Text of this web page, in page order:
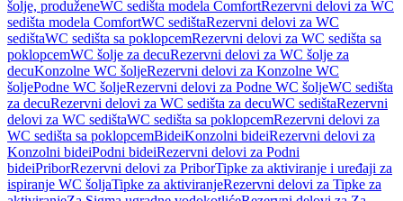
šolje, produženeWC sedišta modela ComfortRezervni delovi za WC
sedišta modela ComfortWC sedištaRezervni delovi za WC
sedištaWC sedišta sa poklopcemRezervni delovi za WC sedišta sa
poklopcemWC šolje za decuRezervni delovi za WC šolje za
decuKonzolne WC šoljeRezervni delovi za Konzolne WC
šoljePodne WC šoljeRezervni delovi za Podne WC šoljeWC sedišta
za decuRezervni delovi za WC sedišta za decuWC sedištaRezervni
delovi za WC sedištaWC sedišta sa poklopcemRezervni delovi za
WC sedišta sa poklopcemBideiKonzolni bideiRezervni delovi za
Konzolni bideiPodni bideiRezervni delovi za Podni
bideiPriborRezervni delovi za PriborTipke za aktiviranje i uređaji za
ispiranje WC šoljaTipke za aktiviranjeRezervni delovi za Tipke za